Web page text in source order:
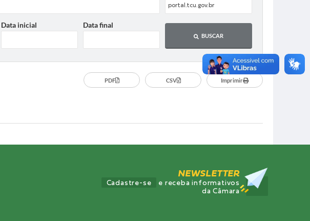
Data inicial Data final
BUSCAR
PDF CSV Imprimir
NEWSLETTER
Cadastre-se
e receba informativos
da Câmara